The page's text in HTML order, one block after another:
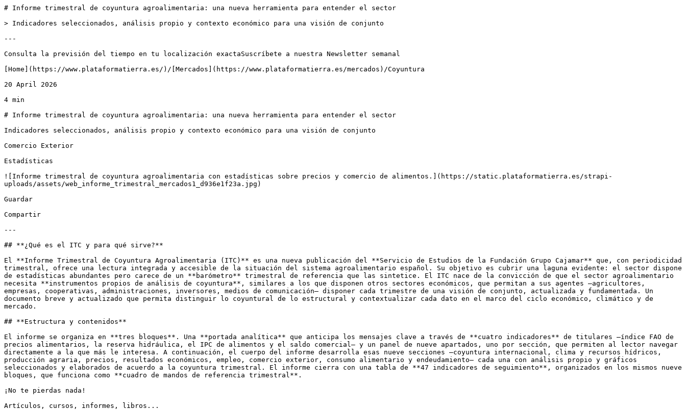
# Informe trimestral de coyuntura agroalimentaria: una nueva herramienta para entender el sector
> Indicadores seleccionados, análisis propio y contexto económico para una visión de conjunto
---
Consulta la previsión del tiempo en tu localización exactaSuscríbete a nuestra Newsletter semanal
[Home](https://www.plataformatierra.es/)/[Mercados](https://www.plataformatierra.es/mercados)/Coyuntura
20 April 2026
4 min
# Informe trimestral de coyuntura agroalimentaria: una nueva herramienta para entender el sector
Indicadores seleccionados, análisis propio y contexto económico para una visión de conjunto
Comercio Exterior
Estadísticas
![Informe trimestral de coyuntura agroalimentaria con estadísticas sobre precios y comercio de alimentos.](https://static.plataformatierra.es/strapi-
uploads/assets/web_informe_trimestral_mercados1_d936e1f23a.jpg)
Guardar
Compartir
---
## **¿Qué es el ITC y para qué sirve?**
El **Informe Trimestral de Coyuntura Agroalimentaria (ITC)** es una nueva publicación del **Servicio de Estudios de la Fundación Grupo Cajamar** que, con periodicidad
trimestral, ofrece una lectura integrada y accesible de la situación del sistema agroalimentario español. Su objetivo es cubrir una laguna evidente: el sector dispone
de estadísticas abundantes pero carece de un **barómetro** trimestral de referencia que las sintetice. El ITC nace de la convicción de que el sector agroalimentario
necesita **instrumentos propios de análisis de coyuntura**, similares a los que disponen otros sectores económicos, que permitan a sus agentes —agricultores,
empresas, cooperativas, administraciones, inversores, medios de comunicación— disponer cada trimestre de una visión de conjunto, actualizada y fundamentada. Un
documento breve y actualizado que permita distinguir lo coyuntural de lo estructural y contextualizar cada dato en el marco del ciclo económico, climático y de
mercado.
## **Estructura y contenidos**
El informe se organiza en **tres bloques**. Una **portada analítica** que anticipa los mensajes clave a través de **cuatro indicadores** de titulares —índice FAO de
precios alimentarios, la reserva hidráulica, el IPC de alimentos y el saldo comercial— y un panel de nueve apartados, uno por sección, que permiten al lector navegar
directamente a la que más le interesa. A continuación, el cuerpo del informe desarrolla esas nueve secciones —coyuntura internacional, clima y recursos hídricos,
producción agraria, precios, resultados económicos, empleo, comercio exterior, consumo alimentario y endeudamiento— cada una con análisis propio y gráficos
seleccionados y elaborados de acuerdo a la coyuntura trimestral. El informe cierra con una tabla de **47 indicadores de seguimiento**, organizados en los mismos nueve
bloques, que funciona como **cuadro de mandos de referencia trimestral**.
¡No te pierdas nada!
Artículos, cursos, informes, libros...